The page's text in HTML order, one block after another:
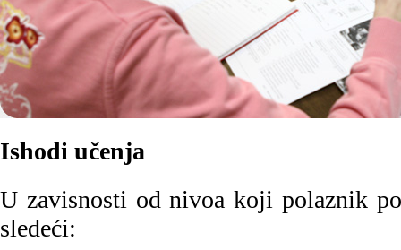
Ishodi učenja
U zavisnosti od nivoa koji polaznik
sledeći: